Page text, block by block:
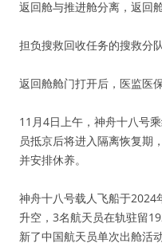
返回舱与推进舱分离，返回
担负搜救回收任务的搜救分
返回舱舱门打开后，医监医
11月4日上午，神舟十八号
员抵京后将进入隔离恢复期
并安排休养。
神舟十八号载人飞船于2024
升空，3名航天员在轨驻留
新了中国航天员单次出舱活